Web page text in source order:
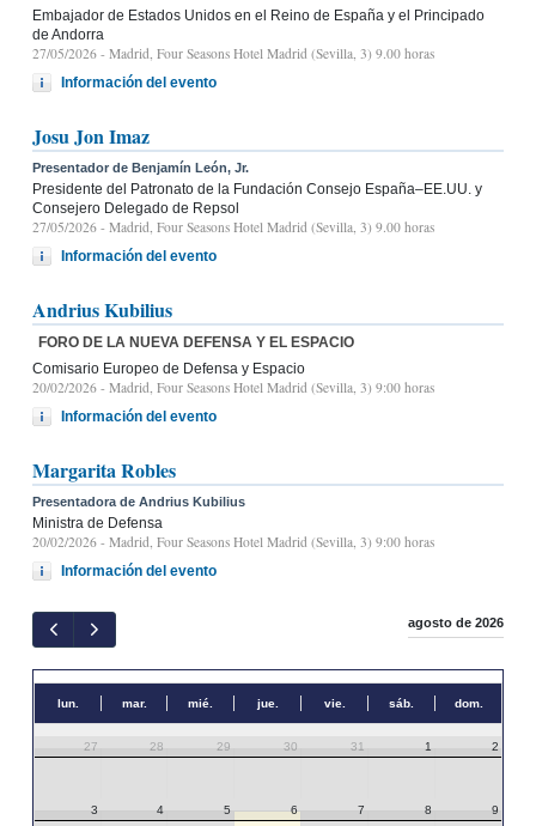
Embajador de Estados Unidos en el Reino de España y el Principado
de Andorra
27/05/2026 - Madrid, Four Seasons Hotel Madrid (Sevilla, 3) 9.00 horas
Información del evento
Josu Jon Imaz
Presentador de Benjamín León, Jr.
Presidente del Patronato de la Fundación Consejo España–EE.UU. y
Consejero Delegado de Repsol
27/05/2026 - Madrid, Four Seasons Hotel Madrid (Sevilla, 3) 9.00 horas
Información del evento
Andrius Kubilius
FORO DE LA NUEVA DEFENSA Y EL ESPACIO
Comisario Europeo de Defensa y Espacio
20/02/2026 - Madrid, Four Seasons Hotel Madrid (Sevilla, 3) 9:00 horas
Información del evento
Margarita Robles
Presentadora de Andrius Kubilius
Ministra de Defensa
20/02/2026 - Madrid, Four Seasons Hotel Madrid (Sevilla, 3) 9:00 horas
Información del evento
agosto de 2026
lun. mar. mié. jue. vie. sáb. dom.
27 28 29 30 31 1 2
3 4 5 6 7 8 9